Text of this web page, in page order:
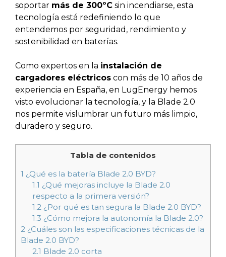
soportar más de 300ºC sin incendiarse, esta
tecnología está redefiniendo lo que
entendemos por seguridad, rendimiento y
sostenibilidad en baterías.
Como expertos en la instalación de
cargadores eléctricos con más de 10 años de
experiencia en España, en LugEnergy hemos
visto evolucionar la tecnología, y la Blade 2.0
nos permite vislumbrar un futuro más limpio,
duradero y seguro.
Tabla de contenidos
1 ¿Qué es la batería Blade 2.0 BYD?
1.1 ¿Qué mejoras incluye la Blade 2.0
respecto a la primera versión?
1.2¿Por qué es tan segura la Blade 2.0 BYD?
1.3 ¿Cómo mejora la autonomía la Blade 2.0?
2 ¿Cuáles son las especificaciones técnicas de la
Blade 2.0 BYD?
2.1 Blade 2.0 corta